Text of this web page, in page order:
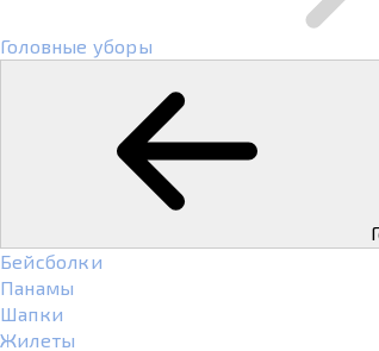
Головные уборы
Бейсболки
Панамы
Шапки
Жилеты